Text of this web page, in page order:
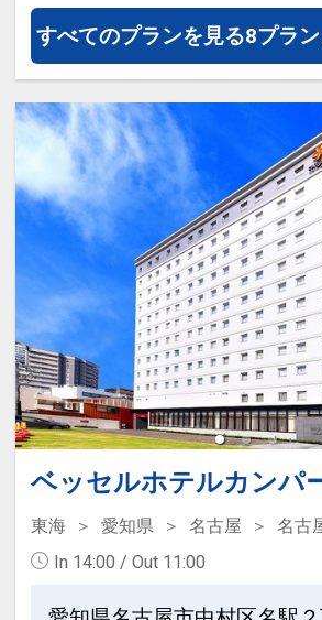
●「禁煙ルームプラン」と
プラン」を掲載しています
※ご覧のページがどちらか
報】の項目でご確認のうえ
進み下さい。
設定期間：2026年4月1日～
30日
インターネットコース番号
17467870
すべてのプランを見る8プラ
ベッセルホテルカンパ
東海 愛知県 名古屋
名古
In 14:00 / Out 11:00